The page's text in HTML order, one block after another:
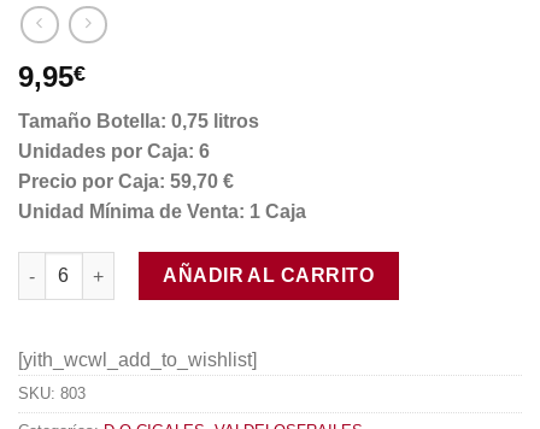
9,95€
Tamaño Botella: 0,75 litros
Unidades por Caja: 6
Precio por Caja: 59,70 €
Unidad Mínima de Venta: 1 Caja
Valdelosfrailes Crianza 2016 cantidad
AÑADIR AL CARRITO
[yith_wcwl_add_to_wishlist]
SKU: 803